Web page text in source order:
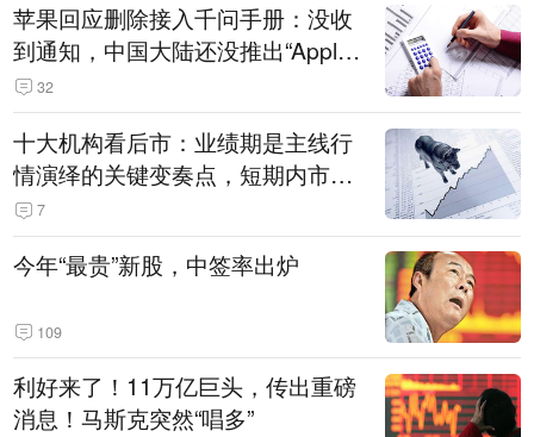
苹果回应删除接入千问手册：没收
到通知，中国大陆还没推出“Apple
智能使用千问”功能
32
十大机构看后市：业绩期是主线行
情演绎的关键变奏点，短期内市场
或继续反弹，关注三条业绩主线
7
今年“最贵”新股，中签率出炉
109
利好来了！11万亿巨头，传出重磅
消息！马斯克突然“唱多”